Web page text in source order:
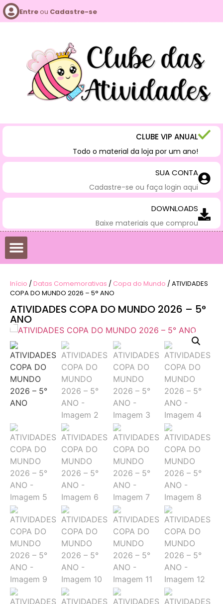
Entreou Cadastre-se
CLUBE VIP ANUAL
Todo o material da loja por um ano!
SUA CONTA
Cadastre-se ou faça login aqui
DOWNLOADS
Baixe materiais que comprou
Início /Datas Comemorativas / Copa do Mundo / ATIVIDADES
COPA DO MUNDO 2026 – 5° ANO
ATIVIDADES COPA DO MUNDO 2026 – 5°
ANO